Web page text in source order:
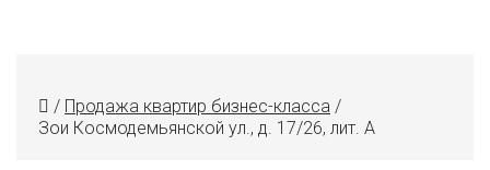
/ Продажа квартир бизнес-класса /
Зои Космодемьянской ул., д. 17/26, лит. А